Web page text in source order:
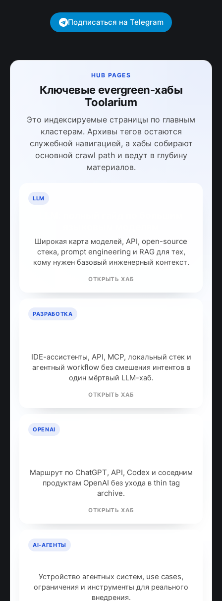
Подписаться на Telegram
HUB PAGES
Ключевые evergreen-хабы
Toolarium
Это индексируемые страницы по главным
кластерам. Архивы тегов остаются
служебной навигацией, а хабы собирают
основной crawl path и ведут в глубину
материалов.
LLM
Широкая карта моделей, API, open-source
стека, prompt engineering и RAG для тех,
кому нужен базовый инженерный контекст.
ОТКРЫТЬ ХАБ
РАЗРАБОТКА
IDE-ассистенты, API, MCP, локальный стек и
агентный workflow без смешения интентов в
один мёртвый LLM-хаб.
ОТКРЫТЬ ХАБ
OPENAI
Маршрут по ChatGPT, API, Codex и соседним
продуктам OpenAI без ухода в thin tag
archive.
ОТКРЫТЬ ХАБ
AI-АГЕНТЫ
Устройство агентных систем, use cases,
ограничения и инструменты для реального
внедрения.